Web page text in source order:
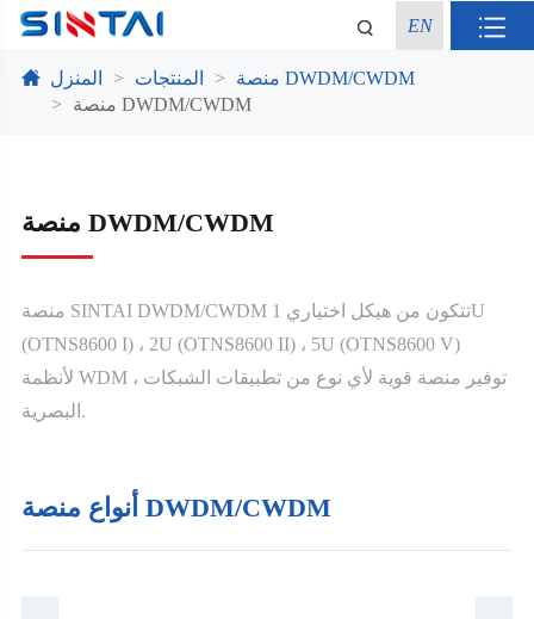
EN
المنزل المنتجات
منصة DWDM/CWDM
منصة DWDM/CWDM
منصة DWDM/CWDM
منصة SINTAI DWDM/CWDM تتكون من هيكل اختياري 1U
(OTNS8600 I) ، 2U (OTNS8600 II) ، 5U (OTNS8600 V)
لأنظمة WDM ، توفير منصة قوية لأي نوع من تطبيقات الشبكات
البصرية.
أنواع منصة DWDM/CWDM